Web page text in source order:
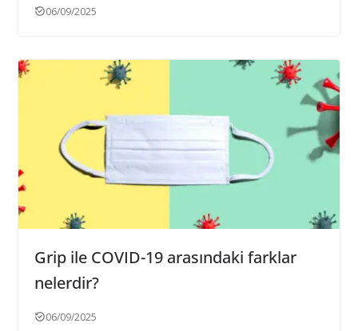
06/09/2025
Grip ile COVID-19 arasındaki farklar
nelerdir?
06/09/2025